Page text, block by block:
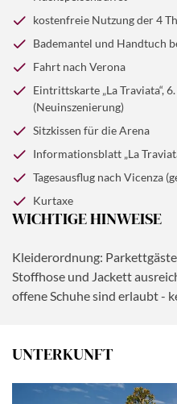
Abendessen im Hotel.
Reise voller Leidenschaft,
großer Opferbereitschaft.
erwartet Sie unser Team
nach Abano Terme.
kostenfreie Nutzung der 4
Bademantel und Handtuch
Fahrt nach Verona
Eintrittskarte „La Traviata“,
(Neuinszenierung)
Sitzkissen für die Arena
Informationsblatt „La
Tagesausflug nach Vicenza
Kurtaxe
WICHTIGE HINWEISE
Kleiderordnung:
Stoffhose und Jackett
offene Schuhe sind erlaubt -
UNTERKUNFT